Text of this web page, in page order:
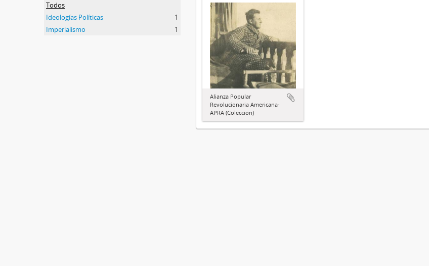
Todos
Ideologías Políticas
1
Imperialismo
1
Alianza Popular
Revolucionaria Americana-
APRA (Colección)